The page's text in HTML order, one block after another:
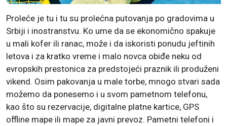
Proleće je tu i tu su prolećna putovanja po gradovima u
Srbiji i inostranstvu. Ko ume da se ekonomično spakuje
u mali kofer ili ranac, može i da iskoristi ponudu jeftinih
letova i za kratko vreme i malo novca obiđe neku od
evropskih prestonica za predstojeći praznik ili produženi
vikend. Osim pakovanja u male torbe, mnogo stvari sada
možemo da ponesemo i u svom pametnom telefonu,
kao što su rezervacije, digitalne platne kartice, GPS
offline mape ili mape za javni prevoz. Pametni telefoni i